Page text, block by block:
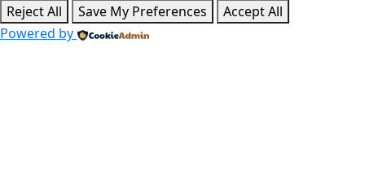
Reject All
Save My Preferences
Accept All
Powered by